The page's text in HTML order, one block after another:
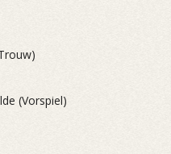
(Vorspiel)